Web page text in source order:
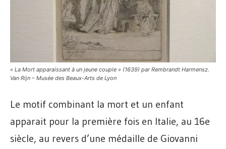
« La Mort apparaissant à un jeune couple » (1639) par Rembrandt Harmensz.
Van Rijn – Musée des Beaux-Arts de Lyon
Le motif combinant la mort et un enfant
apparait pour la première fois en Italie, au 16e
siècle, au revers d’une médaille de Giovanni